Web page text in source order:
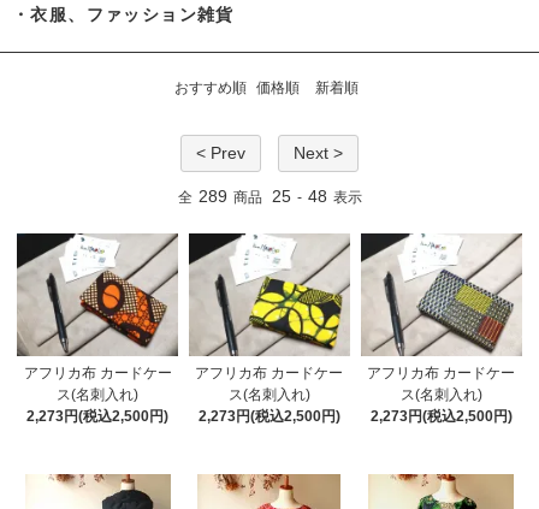
・衣服、ファッション雑貨
おすすめ順 価格順 新着順
< Prev Next >
全 289 商品 25 - 48 表示
アフリカ布 カードケー
ス(名刺入れ)
2,273円(税込2,500円)
アフリカ布 カードケー
ス(名刺入れ)
2,273円(税込2,500円)
アフリカ布 カードケー
ス(名刺入れ)
2,273円(税込2,500円)